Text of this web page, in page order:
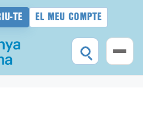
TE EL MEU COMPTE